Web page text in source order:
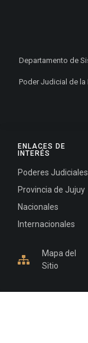
ENLACES DE
INTERÉS
Poderes Judiciales
Provincia de Jujuy
Nacionales
Internacionales
Mapa del
Sitio
Departamento de
Poder Judicial de la